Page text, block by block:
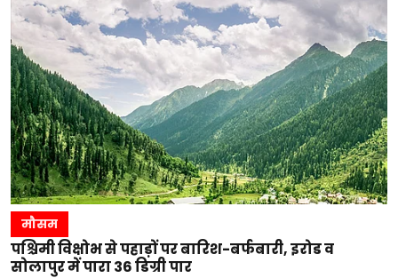
मौसम
पश्चिमी विक्षोभ से पहाड़ों पर बारिश-बर्फबारी, इरोड व
सोलापुर में पारा 36 डिग्री पार